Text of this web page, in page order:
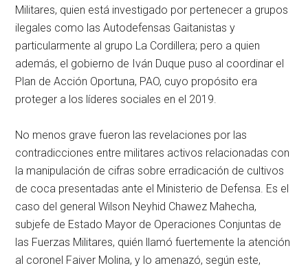
Militares, quien está investigado por pertenecer a grupos
ilegales como las Autodefensas Gaitanistas y
particularmente al grupo La Cordillera; pero a quien
además, el gobierno de Iván Duque puso al coordinar el
Plan de Acción Oportuna, PAO, cuyo propósito era
proteger a los líderes sociales en el 2019.
No menos grave fueron las revelaciones por las
contradicciones entre militares activos relacionadas con
la manipulación de cifras sobre erradicación de cultivos
de coca presentadas ante el Ministerio de Defensa. Es el
caso del general Wilson Neyhid Chawez Mahecha,
subjefe de Estado Mayor de Operaciones Conjuntas de
las Fuerzas Militares, quién llamó fuertemente la atención
al coronel Faiver Molina, y lo amenazó, según este,